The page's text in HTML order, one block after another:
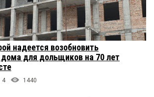
надеется возобновить
дома для дольщиков на 70 лет
4 1440